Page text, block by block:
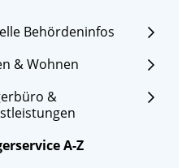
Behördeninfos
& Wohnen
&
A-Z